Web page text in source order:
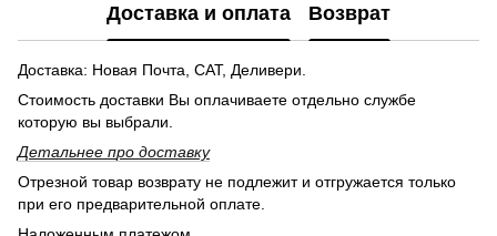
Доставка и оплата Возврат
Доставка: Новая Почта, САТ, Деливери.
Стоимость доставки Вы оплачиваете отдельно службе
которую вы выбрали.
Детальнее про доставку
Отрезной товар возврату не подлежит и отгружается только
при его предварительной оплате.